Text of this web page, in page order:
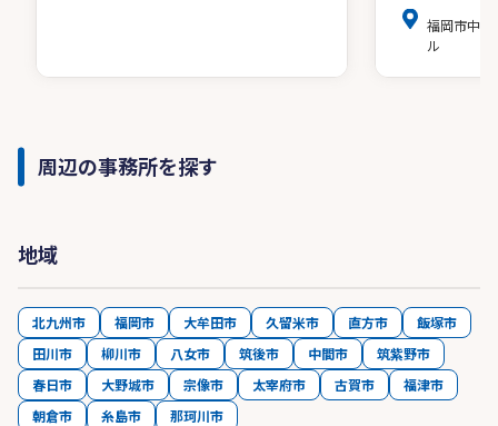
福岡市中央
ル
周辺の事務所を探す
地域
北九州市 福岡市 大牟田市 久留米市 直方市
飯塚市
田川市
柳川市 八女市 筑後市 中間市
筑紫野市
春日市
大野城市 宗像市 太宰府市 古賀市
福津市
朝倉市
糸島市 那珂川市